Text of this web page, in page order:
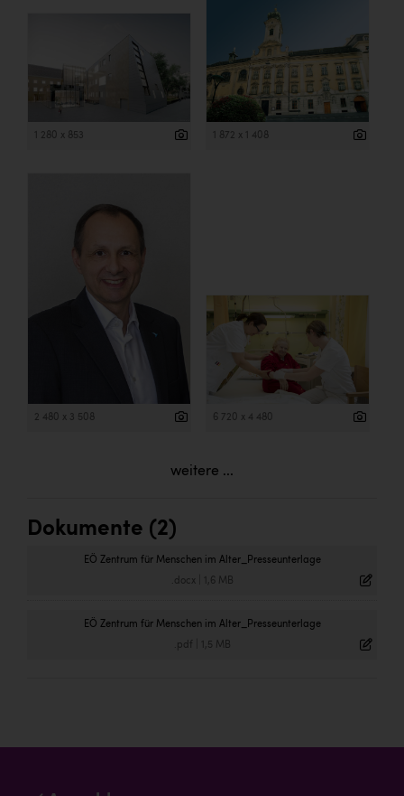
1 280 x 853 1 872 x 1 408
2 480 x 3 508 6 720 x 4 480
weitere ...
Dokumente (2)
EÖ Zentrum für Menschen im Alter_Presseunterlage
.docx| 1,6 MB
EÖ Zentrum für Menschen im Alter_Presseunterlage
.pdf 1,5 MB